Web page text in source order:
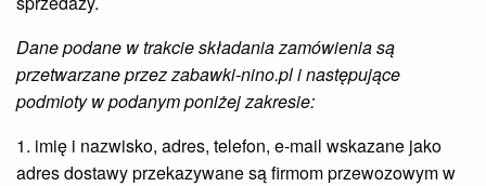
Dane podane w trakcie składania zamówienia są
przetwarzane przezzabawki-nino.pli następujące
podmioty w podanym poniżej zakresie:
1. imię i nazwisko, adres, telefon, e-mail wskazane jako
adres dostawy przekazywane są firmom przewozowym w